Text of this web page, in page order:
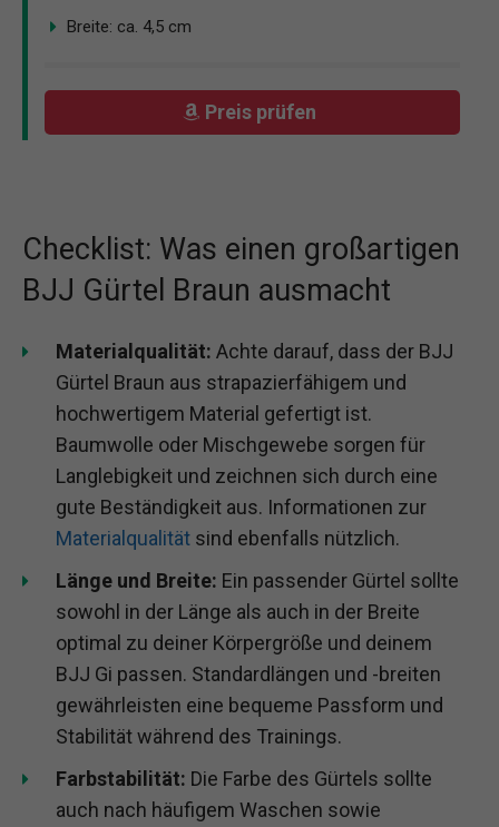
Breite: ca. 4,5 cm
Preis prüfen
Checklist: Was einen großartigen
BJJ Gürtel Braun ausmacht
Materialqualität: Achte darauf, dass der BJJ
Gürtel Braun aus strapazierfähigem und
hochwertigem Material gefertigt ist.
Baumwolle oder Mischgewebe sorgen für
Langlebigkeit und zeichnen sich durch eine
gute Beständigkeit aus. Informationen zur
Materialqualität sind ebenfalls nützlich.
Länge und Breite: Ein passender Gürtel sollte
sowohl in der Länge als auch in der Breite
optimal zu deiner Körpergröße und deinem
BJJ Gi passen. Standardlängen und -breiten
gewährleisten eine bequeme Passform und
Stabilität während des Trainings.
Farbstabilität: Die Farbe des Gürtels sollte
auch nach häufigem Waschen sowie